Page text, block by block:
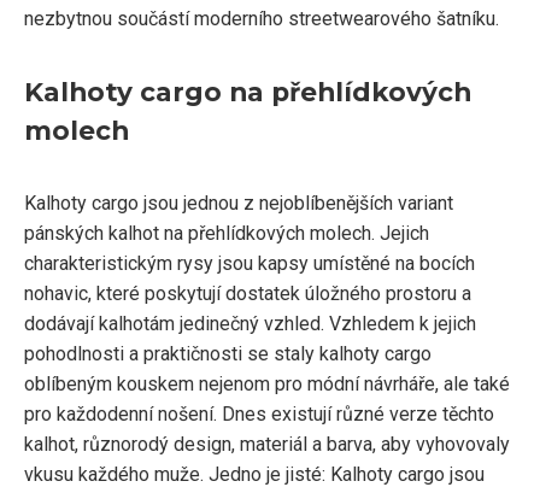
nezbytnou součástí moderního streetwearového šatníku.
Kalhoty cargo na přehlídkových
molech
Kalhoty cargo jsou jednou z nejoblíbenějších variant
pánských kalhot na přehlídkových molech. Jejich
charakteristickým rysy jsou kapsy umístěné na bocích
nohavic, které poskytují dostatek úložného prostoru a
dodávají kalhotám jedinečný vzhled. Vzhledem k jejich
pohodlnosti a praktičnosti se staly kalhoty cargo
oblíbeným kouskem nejenom pro módní návrháře, ale také
pro každodenní nošení. Dnes existují různé verze těchto
kalhot, různorodý design, materiál a barva, aby vyhovovaly
vkusu každého muže. Jedno je jisté: Kalhoty cargo jsou